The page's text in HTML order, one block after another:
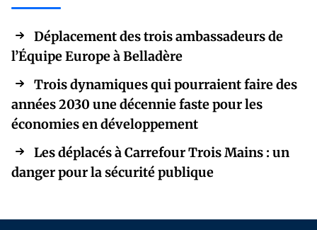
Déplacement des trois ambassadeurs de
l’Équipe Europe à Belladère
Trois dynamiques qui pourraient faire des
années 2030 une décennie faste pour les
économies en développement
Les déplacés à Carrefour Trois Mains : un
danger pour la sécurité publique